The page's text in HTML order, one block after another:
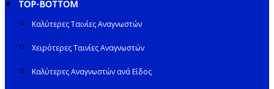
TOP-BOTTOM
Καλύτερες Ταινίες Αναγνωστών
Χειρότερες Ταινίες Αναγνωστών
Καλύτερες Αναγνωστών ανά Είδος